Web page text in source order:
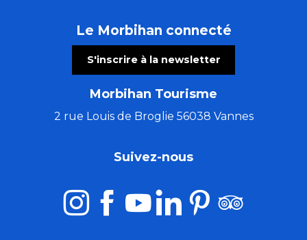
Stage de Danse de la Compagnie Isabelle Payet
Les Ateliers bois de l'été (8 à 16 ans)
Concert musique baroque : rossignol en amour
La Côte Sauvage : un paysage et une biodiversité à
Stage de tapisserie en ameublement
Les Ateliers bois de l'été (5 à 7 ans)
El Locutorio itinerante - Chanson franco-latine
Le Morbihan connecté
S'inscrire à la newsletter
Morbihan Tourisme
2 rue Louis de Broglie 56038 Vannes
Suivez-nous